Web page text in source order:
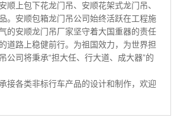
顺上包下花龙门吊、安顺花架式龙门吊、
。安顺包箱龙门吊公司始终活跃在工程施
的安顺龙门吊厂家坚守着大国重器的责任
道路上稳健前行。为祖国效力，为世界担
公司将秉承“担大任、行大道、成大器”的
接各类非标行车产品的设计和制作，欢迎